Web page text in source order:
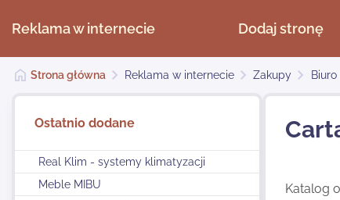
Reklama w internecie Dodaj stronę
Strona główna Reklama w internecie Zakupy Biuro
Ostatnio dodane
Real Klim - systemy klimatyzacji
Meble MIBU
Katalog